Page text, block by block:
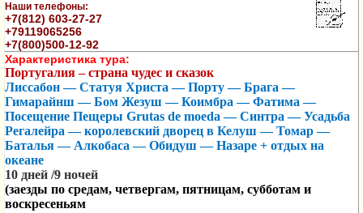
Наши телефоны:
+7(812) 603-27-27
+79119065256
+7(800)500-12-92
Характеристика тура:
Португалия – страна чудес и сказок
Лиссабон — Статуя Христа — Порту — Брага —
Гимарайнш — Бом Жезуш — Коимбра — Фатима —
Посещение Пещеры Grutas de moeda — Синтра — Усадьба
Регалейра — королевский дворец в Келуш — Томар —
Баталья — Алкобаса — Обидуш — Назаре + отдых на
океане
10 дней /9 ночей
(заезды по средам, четвергам, пятницам, субботам и
воскресеньям